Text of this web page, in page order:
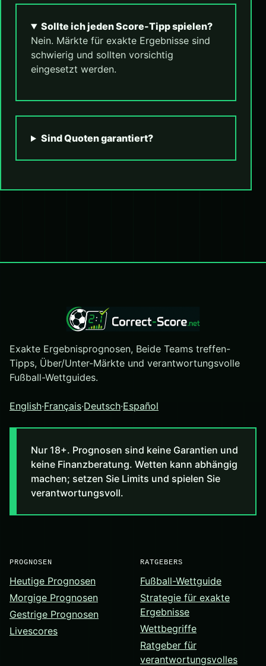
Sollte ich jeden Score-Tipp spielen?
Nein. Märkte für exakte Ergebnisse sind
schwierig und sollten vorsichtig
eingesetzt werden.
Sind Quoten garantiert?
Exakte Ergebnisprognosen, Beide Teams treffen-
Tipps, Über/Unter-Märkte und verantwortungsvolle
Fußball-Wettguides.
English·Français·Deutsch·Español
Nur 18+. Prognosen sind keine Garantien und
keine Finanzberatung. Wetten kann abhängig
machen; setzen Sie Limits und spielen Sie
verantwortungsvoll.
PROGNOSEN
Heutige Prognosen
Morgige Prognosen
Gestrige Prognosen
Livescores
RATGEBERS
Fußball-Wettguide
Strategie für exakte
Ergebnisse
Wettbegriffe
Ratgeber für
verantwortungsvolles